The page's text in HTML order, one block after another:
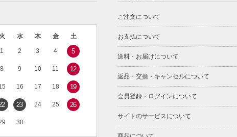
火 水 木 金 土
1 2 3 4 5
8 9 10 11 12
16 17 18 19
23 24 25 26
30
ご注文について
お支払について
送料・お届けについて
返品・交換・キャンセルについて
会員登録・ログインについて
サイトのサービスについて